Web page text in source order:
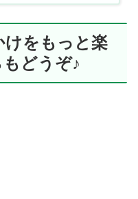
けをもっと楽
どうぞ♪